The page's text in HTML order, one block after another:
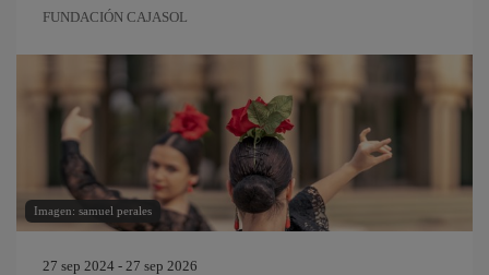
FUNDACIÓN CAJASOL
Imagen: samuel perales
27 sep 2024 - 27 sep 2026